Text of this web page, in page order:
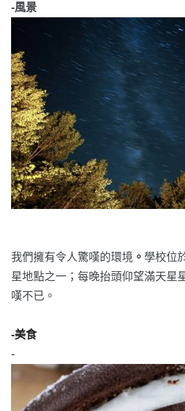
-風景
我們擁有令人驚嘆的環境 。 學校位
星地點之一；每晚抬頭仰望滿天星
嘆不已。
-美食
-